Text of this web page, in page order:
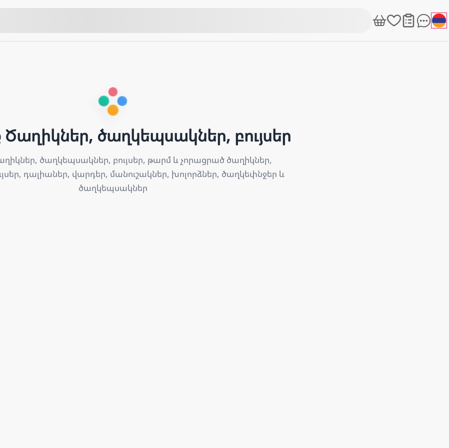
ծաղկեպսակներ, բույսեր
ծաղկեպսակներ, բույսեր, թարմ և չորացրած ծաղիկներ,
դալիաներ, վարդեր, մանուշակներ, խոլորձներ, ծաղկեփնջեր և
ծաղկեպսակներ